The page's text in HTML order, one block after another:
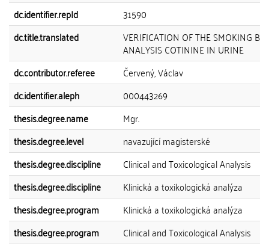
dc.identifier.repId
31590
dc.title.translated
VERIFICATION OF THE SMOKING BY
ANALYSIS COTININE IN URINE
dc.contributor.referee
Červený, Václav
dc.identifier.aleph
000443269
thesis.degree.name
Mgr.
thesis.degree.level
navazující magisterské
thesis.degree.discipline
Clinical and Toxicological Analysis
thesis.degree.discipline
Klinická a toxikologická analýza
thesis.degree.program
Klinická a toxikologická analýza
thesis.degree.program
Clinical and Toxicological Analysis